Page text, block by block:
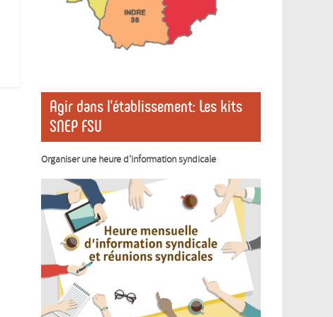
Agir dans l’établissement: Les kits
SNEP FSU
Organiser une heure d’information syndicale